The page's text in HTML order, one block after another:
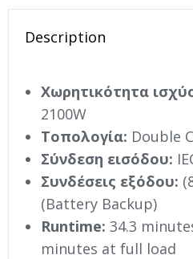
Description
Χωρητικότητα
2100W
Τοπολογία: Double
Σύνδεση εισόδου:
Συνδέσεις εξόδου:
(Battery Backup)
Runtime: 34.3
minutes at full load